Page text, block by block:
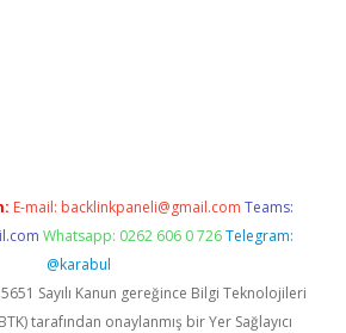
E-mail: backlinkpaneli@gmail.com Teams:
Whatsapp: 0262 606 0 726 Telegram:
@karabul
Sayılı Kanun gereğince Bilgi Teknolojileri
tarafından onaylanmış bir Yer Sağlayıcı